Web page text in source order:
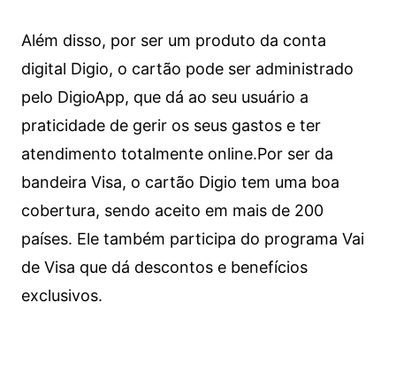
Além disso, por ser um produto da conta
digital Digio, o cartão pode ser administrado
pelo DigioApp, que dá ao seu usuário a
praticidade de gerir os seus gastos e ter
atendimento totalmente online.Por ser da
bandeira Visa, o cartão Digio tem uma boa
cobertura, sendo aceito em mais de 200
países. Ele também participa do programa Vai
de Visa que dá descontos e benefícios
exclusivos.